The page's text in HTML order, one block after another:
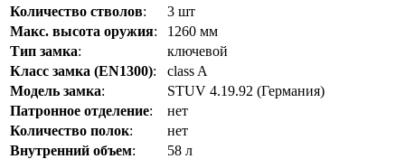
Количество стволов:
3 шт
Макс. высота оружия:
1260 мм
Тип замка:
ключевой
Класс замка (EN1300):
class A
Модель замка:
STUV 4.19.92 (Германия)
Патронное отделение:
нет
Количество полок:
нет
Внутренний объем:
58 л